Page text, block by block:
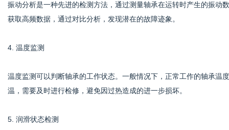
振动分析是一种先进的检测方法，通过测量轴承在运转时产生的振动
获取高频数据，通过对比分析，发现潜在的故障迹象。
4. 温度监测
温度监测可以判断轴承的工作状态。一般情况下，正常工作的轴承温
温，需要及时进行检修，避免因过热造成的进一步损坏。
5. 润滑状态检测